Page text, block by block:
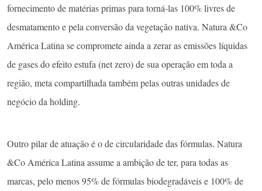
fornecimento de matérias primas para torná-las 100% livres de
desmatamento e pela conversão da vegetação nativa. Natura &Co
América Latina se compromete ainda a zerar as emissões líquidas
de gases do efeito estufa (net zero) de sua operação em toda a
região, meta compartilhada também pelas outras unidades de
negócio da holding.
Outro pilar de atuação é o de circularidade das fórmulas. Natura
&Co América Latina assume a ambição de ter, para todas as
marcas, pelo menos 95% de fórmulas biodegradáveis e 100% de